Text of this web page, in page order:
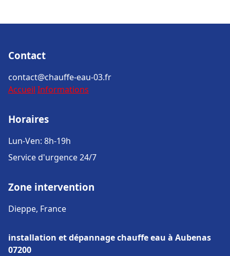
Contact
contact@chauffe-eau-03.fr
Accueil Informations
Horaires
Lun-Ven: 8h-19h
Service d'urgence 24/7
Zone intervention
Dieppe, France
installation et dépannage chauffe eau à Aubenas
07200